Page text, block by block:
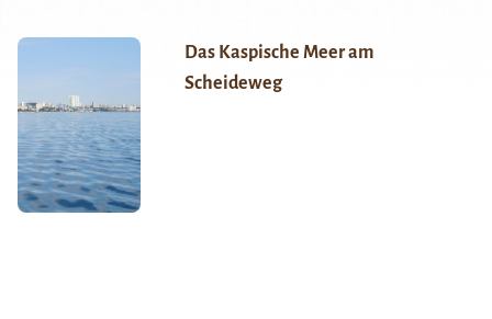
Das Kaspische Meer am
Scheideweg